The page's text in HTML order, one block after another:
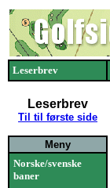
Leserbrev
Leserbrev
Til til første side
Meny
Norske/svenske
baner